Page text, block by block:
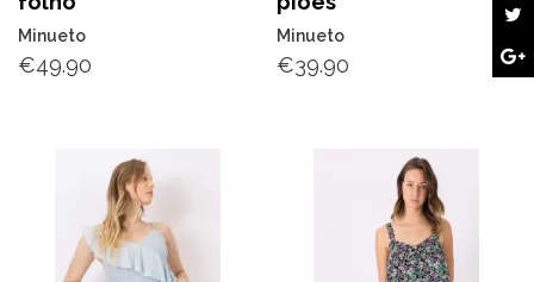
Minueto
€49.90
Minueto
€39.90